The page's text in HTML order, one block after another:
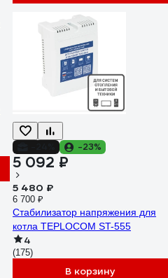
-23%
5 092 ₽
5 480 ₽
6 700 ₽
Стабилизатор напряжения для
котла TEPLOCOM ST-555
4
(175)
В корзину